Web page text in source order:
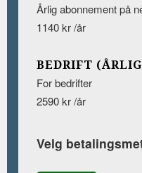
Årlig abonnement på
1140 kr /år
BEDRIFT
For bedrifter
2590 kr /år
Velg